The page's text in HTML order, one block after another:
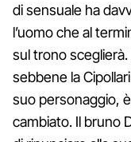
di sensuale ha
l’uomo che al
sul trono
sebbene la
suo personaggio,
cambiato. Il bruno